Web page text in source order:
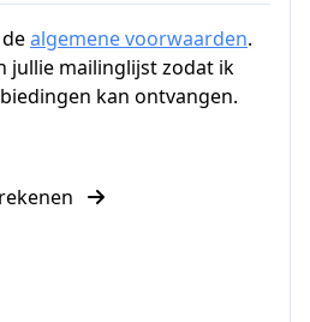
algemene voorwaarden.
jullie mailinglijst zodat ik
kan ontvangen.